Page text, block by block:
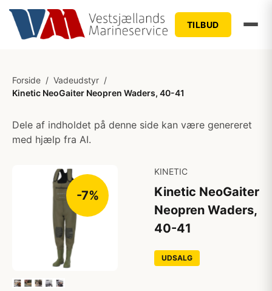
TILBUD
Forside / Vadeudstyr /
Kinetic NeoGaiter Neopren Waders, 40-41
Dele af indholdet på denne side kan være genereret
med hjælp fra AI.
-7%
KINETIC
Kinetic NeoGaiter
Neopren Waders,
40-41
UDSALG